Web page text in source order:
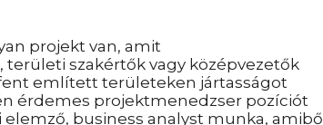
projekt van, amit
szakértők vagy középvezetők
említett területeken jártasságot
érdemes projektmenedzser pozíciót
business analyst munka, amiből